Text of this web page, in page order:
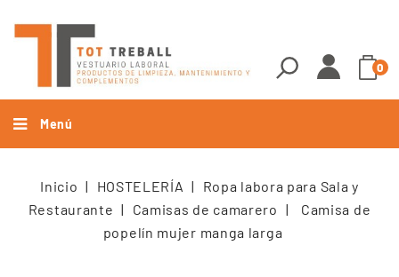
0
Menú
Inicio HOSTELERÍA
Ropa labora para Sala y
Restaurante
Camisas de camarero
Camisa de
popelín mujer manga larga